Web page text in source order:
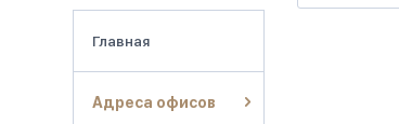
Главная
Адреса офисов